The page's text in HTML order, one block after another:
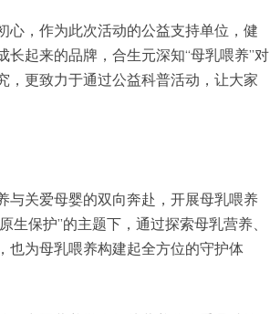
心，作为此次活动的公益支持单位，健
起来的品牌，合生元深知“母乳喂养”对
，更致力于通过公益科普活动，让大家
与关爱母婴的双向奔赴，开展母乳喂养
保护”的主题下，通过探索母乳营养、
也为母乳喂养构建起全方位的守护体